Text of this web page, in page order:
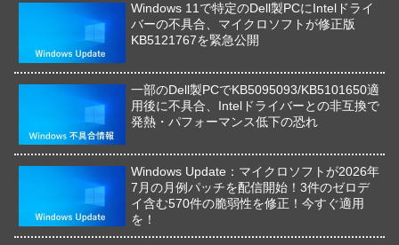
Windows 11で特定のDell製PCにIntelドライ
バーの不具合、マイクロソフトが修正版
KB5121767を緊急公開
一部のDell製PCでKB5095093/KB5101650適
用後に不具合、Intelドライバーとの非互換で
発熱・パフォーマンス低下の恐れ
Windows Update：マイクロソフトが2026年
7月の月例パッチを配信開始！3件のゼロデ
イ含む570件の脆弱性を修正！今すぐ適用
を！